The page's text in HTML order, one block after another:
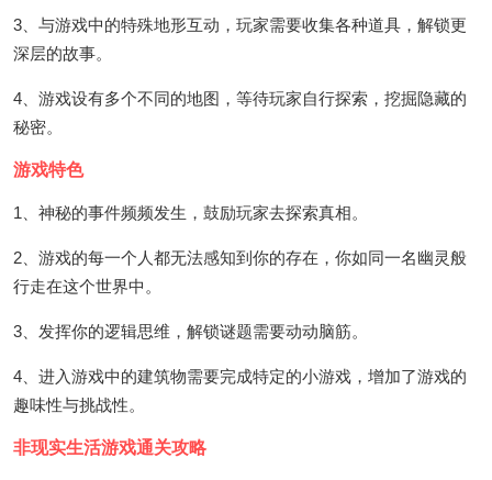
3、与游戏中的特殊地形互动，玩家需要收集各种道具，解锁更
深层的故事。
4、游戏设有多个不同的地图，等待玩家自行探索，挖掘隐藏的
秘密。
游戏特色
1、神秘的事件频频发生，鼓励玩家去探索真相。
2、游戏的每一个人都无法感知到你的存在，你如同一名幽灵般
行走在这个世界中。
3、发挥你的逻辑思维，解锁谜题需要动动脑筋。
4、进入游戏中的建筑物需要完成特定的小游戏，增加了游戏的
趣味性与挑战性。
非现实生活游戏通关攻略